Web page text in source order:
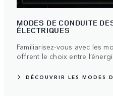
MODES DE CONDUITE
ÉLECTRIQUES
Familiarisez-vous avec les
offrent le choix entre
DÉCOUVRIR LES MODES